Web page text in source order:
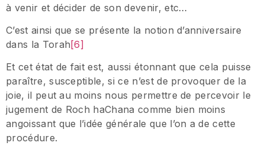
à venir et décider de son devenir, etc…
C’est ainsi que se présente la notion d’anniversaire
dans la Torah [6]
Et cet état de fait est, aussi étonnant que cela puisse
paraître, susceptible, si ce n’est de provoquer de la
joie, il peut au moins nous permettre de percevoir le
jugement de Roch haChana comme bien moins
angoissant que l’idée générale que l’on a de cette
procédure.